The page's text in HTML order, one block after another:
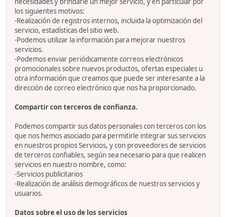
los siguientes motivos:
-Realización de registros internos, incluida la optimización del
servicio, estadísticas del sitio web.
-Podemos utilizar la información para mejorar nuestros
servicios.
-Podemos enviar periódicamente correos electrónicos
promocionales sobre nuevos productos, ofertas especiales u
otra información que creamos que puede ser interesante a la
dirección de correo electrónico que nos ha proporcionado.
Compartir con terceros de confianza.
Podemos compartir sus datos personales con terceros con los
que nos hemos asociado para permitirle integrar sus servicios
en nuestros propios Servicios, y con proveedores de servicios
de terceros confiables, según sea necesario para que realicen
servicios en nuestro nombre, como:
-Servicios publicitarios
-Realización de análisis demográficos de nuestros servicios y
usuarios.
Datos sobre el uso de los servicios